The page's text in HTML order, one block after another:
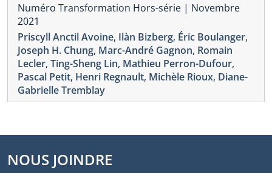
Numéro Transformation Hors-série | Novembre
2021
Priscyll Anctil Avoine, Ilàn Bizberg, Éric Boulanger,
Joseph H. Chung, Marc-André Gagnon, Romain
Lecler, Ting-Sheng Lin, Mathieu Perron-Dufour,
Pascal Petit, Henri Regnault, Michèle Rioux, Diane-
Gabrielle Tremblay
NOUS JOINDRE